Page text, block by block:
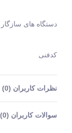
دستگاه های سازگار
کدفنی
نظرات کاربران (0)
سوالات کاربران (0)